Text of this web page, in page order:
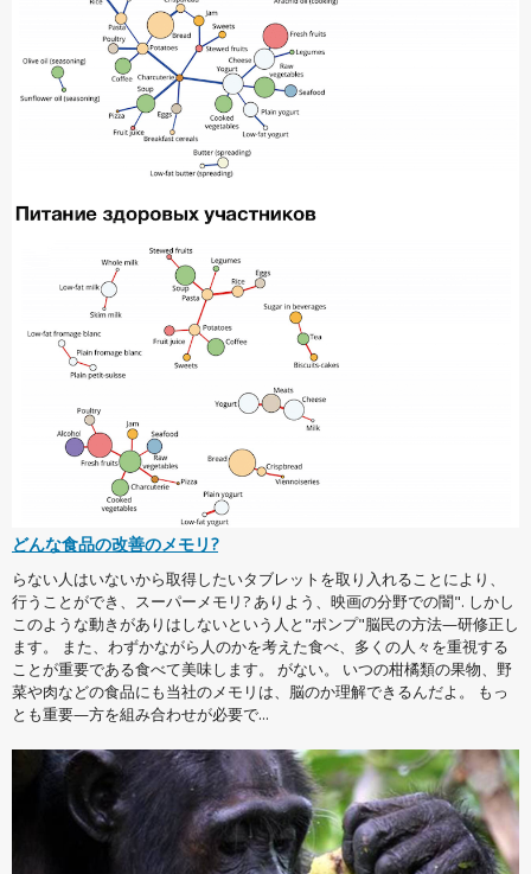
どんな食品の改善のメモリ?
らない人はいないから取得したいタブレットを取り入れることにより、
行うことができ、スーパーメモリ? ありよう、映画の分野での闇". しかし
このような動きがありはしないという人と"ポンプ"脳民の方法—研修正し
ます。 また、わずかながら人のかを考えた食べ、多くの人々を重視する
ことが重要である食べて美味します。 がない。 いつの柑橘類の果物、野
菜や肉などの食品にも当社のメモリは、脳のか理解できるんだよ。 もっ
とも重要—方を組み合わせが必要で...